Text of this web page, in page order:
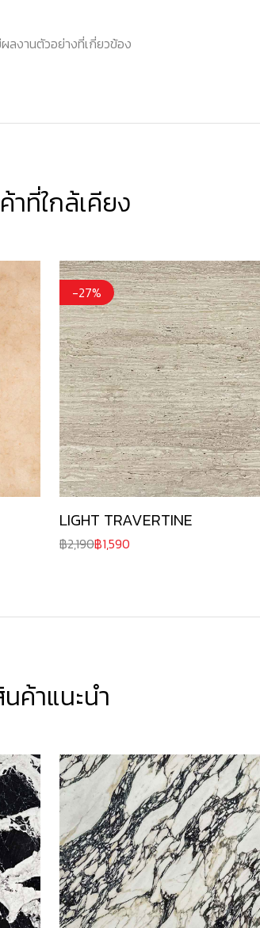
ลงานตัวอย่างที่เกี่ยวข้อง
าที่ใกล้เคียง
-27%
LIGHT TRAVERTINE
2,190 1,590
ค้าแนะนำ